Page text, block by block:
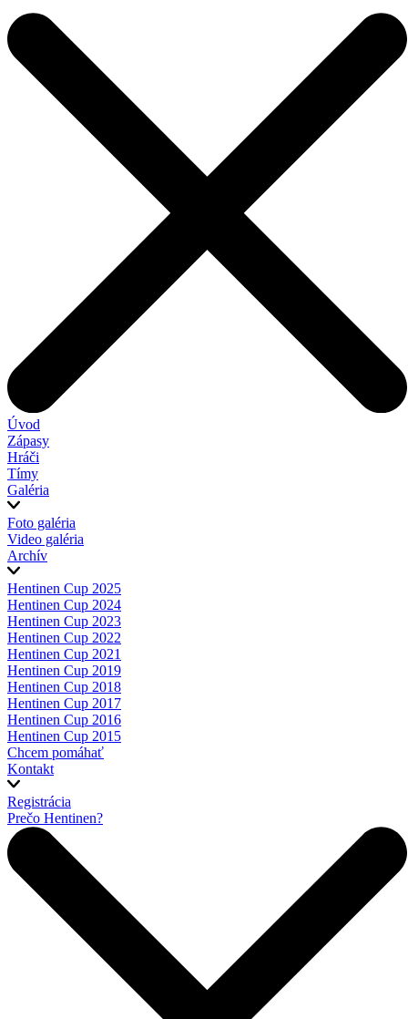
Úvod
Zápasy
Hráči
Tímy
Galéria
Foto galéria
Video galéria
Archív
Hentinen Cup 2025
Hentinen Cup 2024
Hentinen Cup 2023
Hentinen Cup 2022
Hentinen Cup 2021
Hentinen Cup 2019
Hentinen Cup 2018
Hentinen Cup 2017
Hentinen Cup 2016
Hentinen Cup 2015
Chcem pomáhať
Kontakt
Registrácia
Prečo Hentinen?